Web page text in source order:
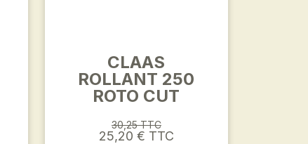
CLAAS
ROLLANT 250
ROTO CUT
30,25 TTC
25,20 € TTC